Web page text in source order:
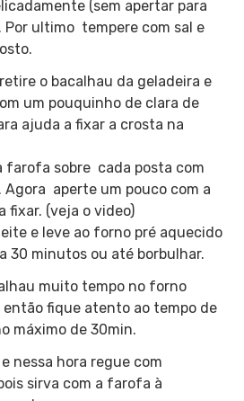
(sem apertar para
Por ultimo tempere com sal e
o bacalhau da geladeira e
um pouquinho de clara de
ajuda a fixar a crosta na
farofa sobre cada posta com
Agora aperte um pouco com a
fixar. (veja o video)
e leve ao forno pré aquecido
30 minutos ou até borbulhar.
muito tempo no forno
fique atento ao tempo de
máximo de 30min.
nessa hora regue com
sirva com a farofa à